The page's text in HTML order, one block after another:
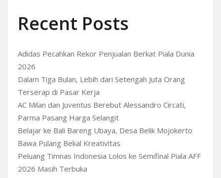
Recent Posts
Adidas Pecahkan Rekor Penjualan Berkat Piala Dunia
2026
Dalam Tiga Bulan, Lebih dari Setengah Juta Orang
Terserap di Pasar Kerja
AC Milan dan Juventus Berebut Alessandro Circati,
Parma Pasang Harga Selangit
Belajar ke Bali Bareng Ubaya, Desa Belik Mojokerto
Bawa Pulang Bekal Kreativitas
Peluang Timnas Indonesia Lolos ke Semifinal Piala AFF
2026 Masih Terbuka